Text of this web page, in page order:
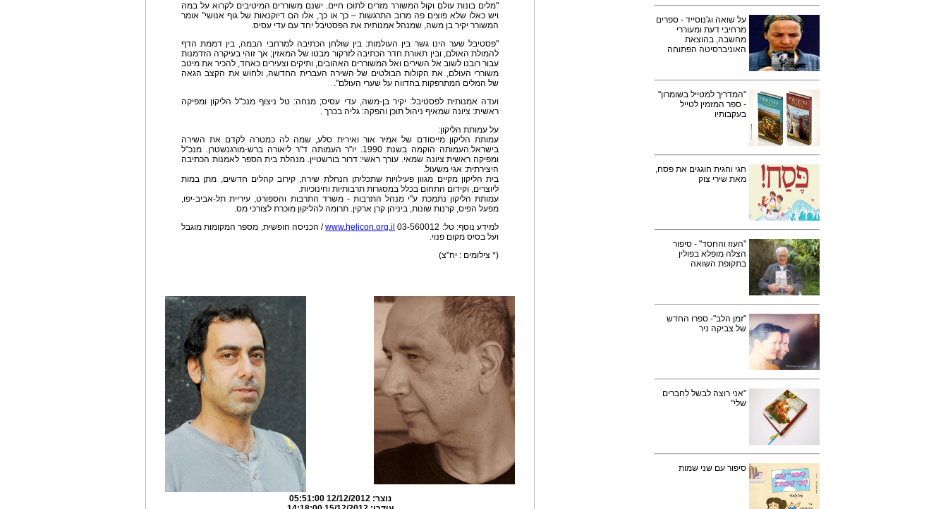
על שואה וג'נוסייד - ספרים
מרחיבי דעת ומעוררי
מחשבה, בהוצאת
האוניברסיטה הפתוחה
"המדריך למטייל בשומרון"
- ספר המזמין לטייל
בעקבותיו
חגי וחגית חוגגים את פסח,
מאת שירי צוק
"העוז והחסד" - סיפור
הצלה מופלא בפולין
בתקופת השואה
"זמן הלב"- ספרו החדש
של צביקה ניר
"אני רוצה לבשל לחברים
שלי"
סיפור עם שני שמות
"מלים בונות עולם וקול המשורר מזרים לתוכו חיים. ישנם משוררים המיטיבים לקרוא על במה
ויש כאלו שלא פוצים פה מרוב התרגשות – כך או כך, אלו הם דיוקנאות של גוף אנושי" אומר
המשורר יקיר בן משה, שמנהל אמנותית את הפסטיבל יחד עם עדי עסיס.
"פסטיבל שער הינו גשר בין העולמות: בין שולחן הכתיבה למרחבי הבמה, בין דממת הדף
להמולת האולם, ובין תאורת חדר הכתיבה לזרקור מבטו של המאזין; אך זוהי בעיקרה הזדמנות
עבור רובנו לשוב אל השירים ואל המשוררים האהובים, ותיקים וצעירים כאחד, להכיר את מיטב
משוררי העולם, את הקולות הבולטים של השירה העברית החדשה, ולחוש את הקצב הגאה
של המלים המתרפקות בחדווה על שערי העולם".
ועדה אמנותית לפסטיבל: יקיר בן-משה, עדי עסיס; מנחה: טל ניצוף מנכ"ל הליקון ומפיקה
ראשית: ציונה שמאיף ניהול תוכן והפקה: גליה בכרך .
על עמותת הליקון:
עמותת הליקון מייסודם של אמיר אור ואירית סלע, שמה לה כמטרה לקדם את השירה
בישראל.העמותה הוקמה בשנת 1990. יו"ר העמותה ד"ר ליאורה ברש-מורגנשטרן. מנכ"ל
ומפיקה ראשית ציונה שמאי. עורך ראשי: דרור בורשטיין. מנהלת בית הספר לאמנות הכתיבה
היצירתית: אגי משעול.
בית הליקון מקיים מגוון פעילויות שתכליתן הנחלת שירה, קירוב קהלים חדשים, מתן במות
ליוצרים, וקידום התחום בכלל במסגרות תרבותיות וחינוכיות.
עמותת הליקון נתמכת ע"י מנהל התרבות - משרד התרבות והספורט, עיריית תל-אביב-יפו,
מפעל הפיס, קרנות שונות, ביניהן קרן ארקין. תרומה להליקון מוכרת לצורכי מס.
למידע נוסף: טל: 03-560012
www.helicon.org.il/ הכניסה חופשית, מספר המקומות מוגבל
ועל בסיס מקום פנוי.
(* צילומים : יח"צ)
נוצר:12/12/2012 05:51:00